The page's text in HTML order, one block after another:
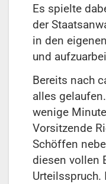
Es spielte
der
in den
und
Bereits nach
alles
wenige
Vorsitzende
Schöffen
diesen vollen
Urteilsspruch.